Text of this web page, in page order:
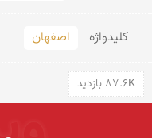
کلید‌واژه اصفهان
87.6K بازدید